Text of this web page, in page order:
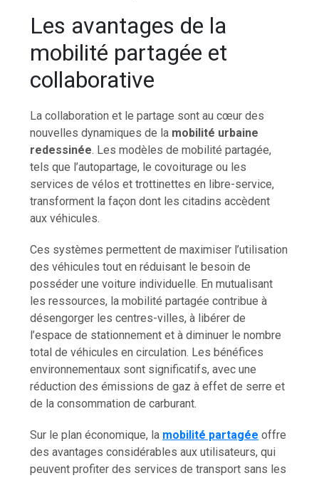
Les avantages de la
mobilité partagée et
collaborative
La collaboration et le partage sont au cœur des
nouvelles dynamiques de la mobilité urbaine
redessinée. Les modèles de mobilité partagée,
tels que l’autopartage, le covoiturage ou les
services de vélos et trottinettes en libre-service,
transforment la façon dont les citadins accèdent
aux véhicules.
Ces systèmes permettent de maximiser l’utilisation
des véhicules tout en réduisant le besoin de
posséder une voiture individuelle. En mutualisant
les ressources, la mobilité partagée contribue à
désengorger les centres-villes, à libérer de
l’espace de stationnement et à diminuer le nombre
total de véhicules en circulation. Les bénéfices
environnementaux sont significatifs, avec une
réduction des émissions de gaz à effet de serre et
de la consommation de carburant.
Sur le plan économique, la mobilité partagée offre
des avantages considérables aux utilisateurs, qui
peuvent profiter des services de transport sans les